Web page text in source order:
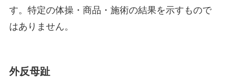
す。特定の体操・商品・施術の結果を示すもので
はありません。
外反母趾